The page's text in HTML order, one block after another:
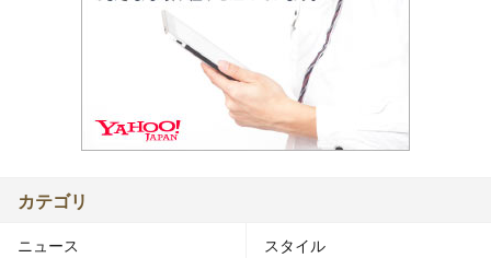
カテゴリ
ニュース スタイル